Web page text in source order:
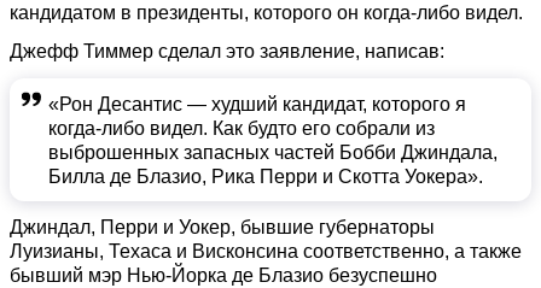
кандидатом в президенты, которого он когда-либо видел.
Джефф Тиммер сделал это заявление, написав:
«Рон Десантис — худший кандидат, которого я
когда-либо видел. Как будто его собрали из
выброшенных запасных частей Бобби Джиндала,
Билла де Блазио, Рика Перри и Скотта Уокера».
Джиндал, Перри и Уокер, бывшие губернаторы
Луизианы, Техаса и Висконсина соответственно, а также
бывший мэр Нью-Йорка де Блазио безуспешно